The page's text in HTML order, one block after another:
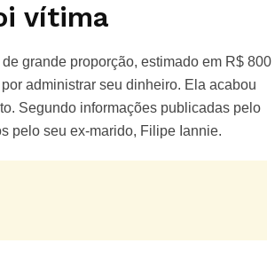
vítima
grande proporção, estimado em R$ 800
administrar seu dinheiro. Ela acabou
Segundo informações publicadas pelo
pelo seu ex-marido, Filipe Iannie.